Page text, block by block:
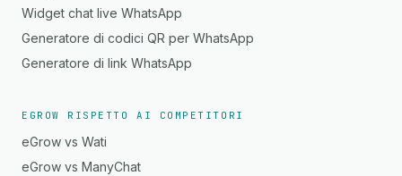
Widget chat live WhatsApp
Generatore di codici QR per WhatsApp
Generatore di link WhatsApp
EGROW RISPETTO AI COMPETITORI
eGrow vs Wati
eGrow vs ManyChat